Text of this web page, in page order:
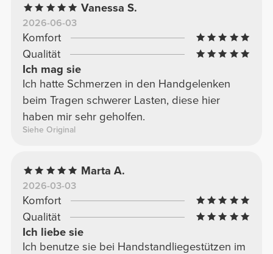
Vanessa S.
2026-06-03
Komfort
Qualität
Ich mag sie
Ich hatte Schmerzen in den Handgelenken
beim Tragen schwerer Lasten, diese hier
haben mir sehr geholfen.
Siehe Original
Marta A.
2026-03-03
Komfort
Qualität
Ich liebe sie
Ich benutze sie bei Handstandliegestützen im